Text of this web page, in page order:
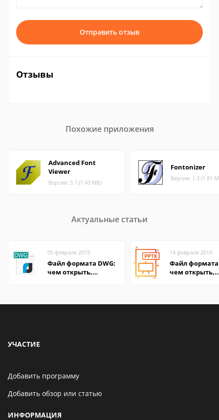
Отправить отзыв
Отзывы
Похожие приложения
Advanced Font
Viewer
Версия: 5.1 (1.43 МБ)
Fontonizer
Версия: 1.3 (1.81
Актуальные статьи
05 февраля 2019
Файл формата DWG:
чем открыть,
14 февраля 2019
Файл
чем открыть,
УЧАСТИЕ
Добавить программу
Добавить обзор или статью
ИНФОРМАЦИЯ